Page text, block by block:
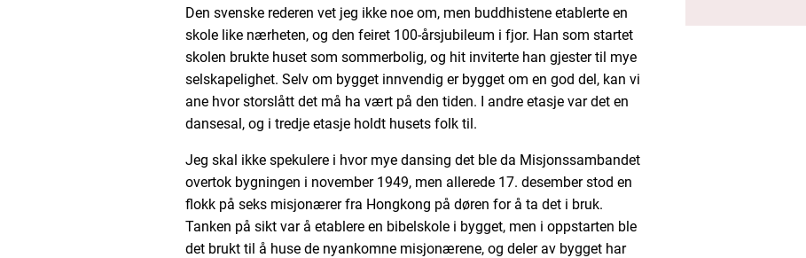
Den svenske rederen vet jeg ikke noe om, men buddhistene etablerte en
skole like nærheten, og den feiret 100-årsjubileum i fjor. Han som startet
skolen brukte huset som sommerbolig, og hit inviterte han gjester til mye
selskapelighet. Selv om bygget innvendig er bygget om en god del, kan vi
ane hvor storslått det må ha vært på den tiden. I andre etasje var det en
dansesal, og i tredje etasje holdt husets folk til.
Jeg skal ikke spekulere i hvor mye dansing det ble da Misjonssambandet
overtok bygningen i november 1949, men allerede 17. desember stod en
flokk på seks misjonærer fra Hongkong på døren for å ta det i bruk.
Tanken på sikt var å etablere en bibelskole i bygget, men i oppstarten ble
det brukt til å huse de nyankomne misjonærene, og deler av bygget har